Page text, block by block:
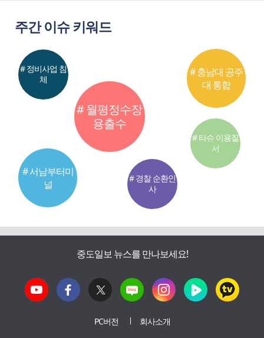
주간 이슈 키워드
# 월평정수장
용출수
# 서남부터미
널
# 충남대 공주
대 통합
# 정비사업 침
체
# 경찰 순환인
사
# 타슈 이용질
서
중도일보 뉴스를 만나보세요!
PC버전 회사소개